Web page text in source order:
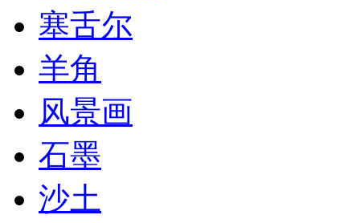
塞舌尔
羊角
风景画
石墨
沙土